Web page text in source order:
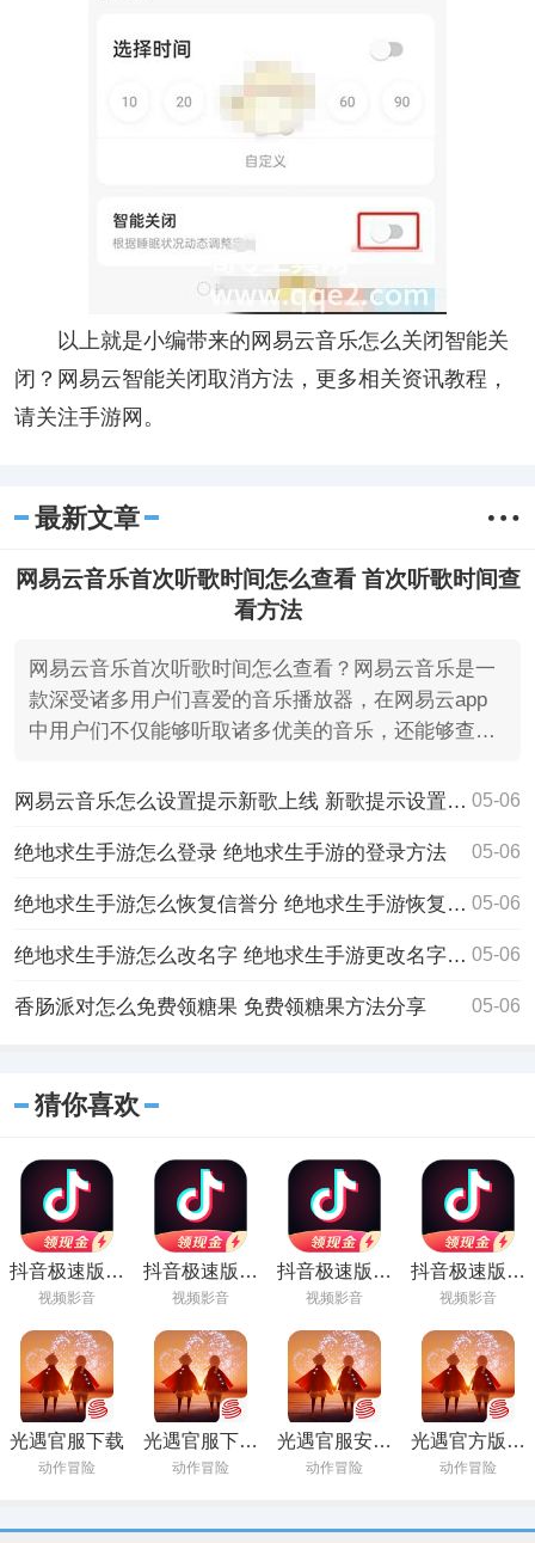
以上就是小编带来的网易云音乐怎么关闭智能关
闭？网易云智能关闭取消方法，更多相关资讯教程，
请关注手游网。
最新文章
网易云音乐首次听歌时间怎么查看 首次听歌时间查
看方法
网易云音乐首次听歌时间怎么查看？网易云音乐是一
款深受诸多用户们喜爱的音乐播放器，在网易云app
中用户们不仅能够听取诸多优美的音乐，还能够查看
网易云音乐怎么设置提示新歌上线 新歌提示设置方法 05-06
绝地求生手游怎么登录 绝地求生手游的登录方法 05-06
绝地求生手游怎么恢复信誉分 绝地求生手游恢复信誉分的方法 05-06
绝地求生手游怎么改名字 绝地求生手游更改名字的方法 05-06
香肠派对怎么免费领糖果 免费领糖果方法分享 05-06
猜你喜欢
抖音极速版最
新版本2022
视频影音
抖音极速版最
新版本下载
视频影音
抖音极速版官
方正版
视频影音
抖音极速版下
载安装
视频影音
光遇官服下载
动作冒险
光遇官服下载
2022最新版
动作冒险
光遇官服安卓
下载
动作冒险
光遇官方版下
载安装
动作冒险